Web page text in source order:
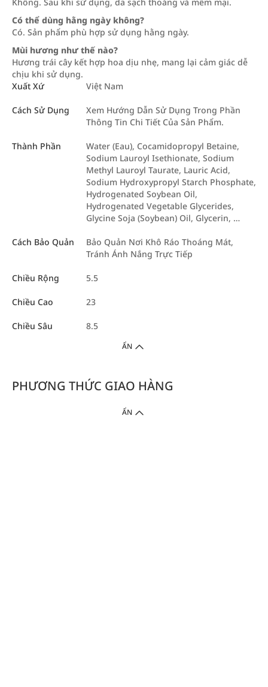
Có thể dùng hằng ngày không?
Có. Sản phẩm phù hợp sử dụng hằng ngày.
Mùi hương như thế nào?
Hương trái cây kết hợp hoa dịu nhẹ, mang lại cảm giác dễ
chịu khi sử dụng.
Xuất Xứ
Việt Nam
Cách Sử Dụng
Xem Hướng Dẫn Sử Dụng Trong Phần
Thông Tin Chi Tiết Của Sản Phẩm.
Thành Phần
Water (Eau), Cocamidopropyl Betaine,
Sodium Lauroyl Isethionate, Sodium
Methyl Lauroyl Taurate, Lauric Acid,
Sodium Hydroxypropyl Starch Phosphate,
Hydrogenated Soybean Oil,
Hydrogenated Vegetable Glycerides,
Glycine Soja (Soybean) Oil, Glycerin, …
Cách Bảo Quản
Bảo Quản Nơi Khô Ráo Thoáng Mát,
Tránh Ánh Nắng Trực Tiếp
Chiều Rộng 5.5
Chiều Cao 23
Chiều Sâu 8.5
ẨN
PHƯƠNG THỨC GIAO HÀNG
ẨN